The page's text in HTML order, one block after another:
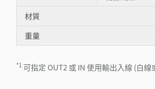
材質
重量
*1 可指定 OUT2 或 IN 使用輸出入線 (白線